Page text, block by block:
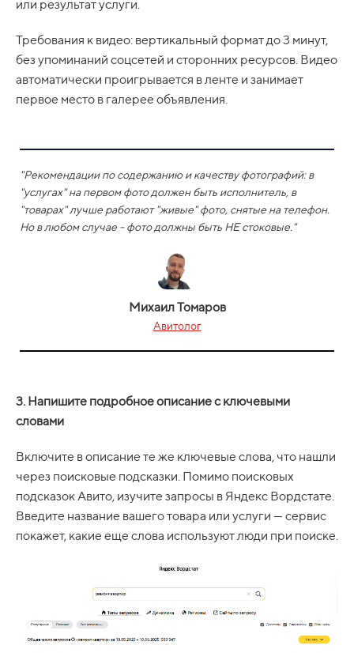
или результат услуги.
Требования к видео: вертикальный формат до 3 минут,
без упоминаний соцсетей и сторонних ресурсов. Видео
автоматически проигрывается в ленте и занимает
первое место в галерее объявления.
"Рекомендации по содержанию и качеству фотографий: в
"услугах" на первом фото должен быть исполнитель, в
"товарах" лучше работают "живые" фото, снятые на телефон.
Но в любом случае - фото должны быть НЕ стоковые."
Михаил Томаров
Авитолог
3. Напишите подробное описание с ключевыми
словами
Включите в описание те же ключевые слова, что нашли
через поисковые подсказки. Помимо поисковых
подсказок Авито, изучите запросы в Яндекс Вордстате.
Введите название вашего товара или услуги — сервис
покажет, какие еще слова используют люди при поиске.